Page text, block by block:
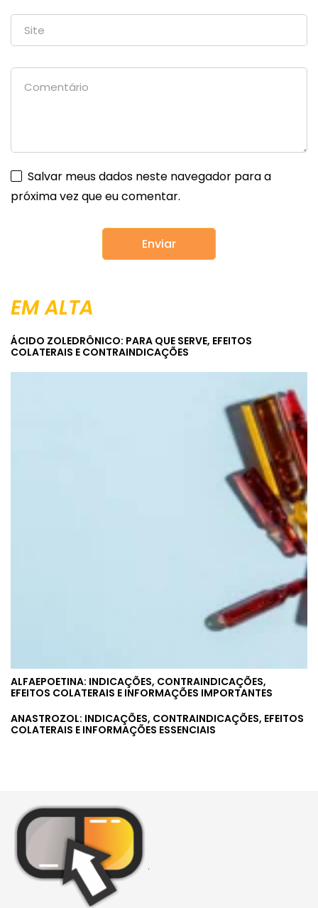
Salvar meus dados neste navegador para a
próxima vez que eu comentar.
EM ALTA
ÁCIDO ZOLEDRÔNICO: PARA QUE SERVE, EFEITOS
COLATERAIS E CONTRAINDICAÇÕES
ALFAEPOETINA: INDICAÇÕES, CONTRAINDICAÇÕES,
EFEITOS COLATERAIS E INFORMAÇÕES IMPORTANTES
ANASTROZOL: INDICAÇÕES, CONTRAINDICAÇÕES, EFEITOS
COLATERAIS E INFORMAÇÕES ESSENCIAIS